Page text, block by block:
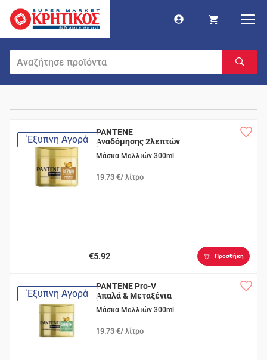
Έξυπνη Αγορά
PANTENE
Αναδόμησης 2λεπτών
Μάσκα Μαλλιών 300ml
19.73 €/ λίτρο
€5.92 Προσθήκη
Έξυπνη Αγορά
PANTENE Pro-V
Απαλά & Μεταξένια
2min
Μάσκα Μαλλιών 300ml
19.73 €/ λίτρο